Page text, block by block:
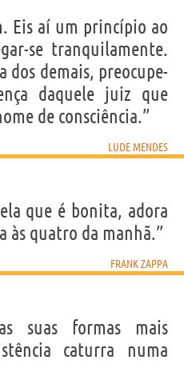
Eis aí um princípio ao
se tranquilamente.
dos demais, preocupe-
daquele juiz que
de consciência.”
LUDE MENDES
que é bonita, adora
às quatro da manhã.”
FRANK ZAPPA
suas formas mais
caturra numa